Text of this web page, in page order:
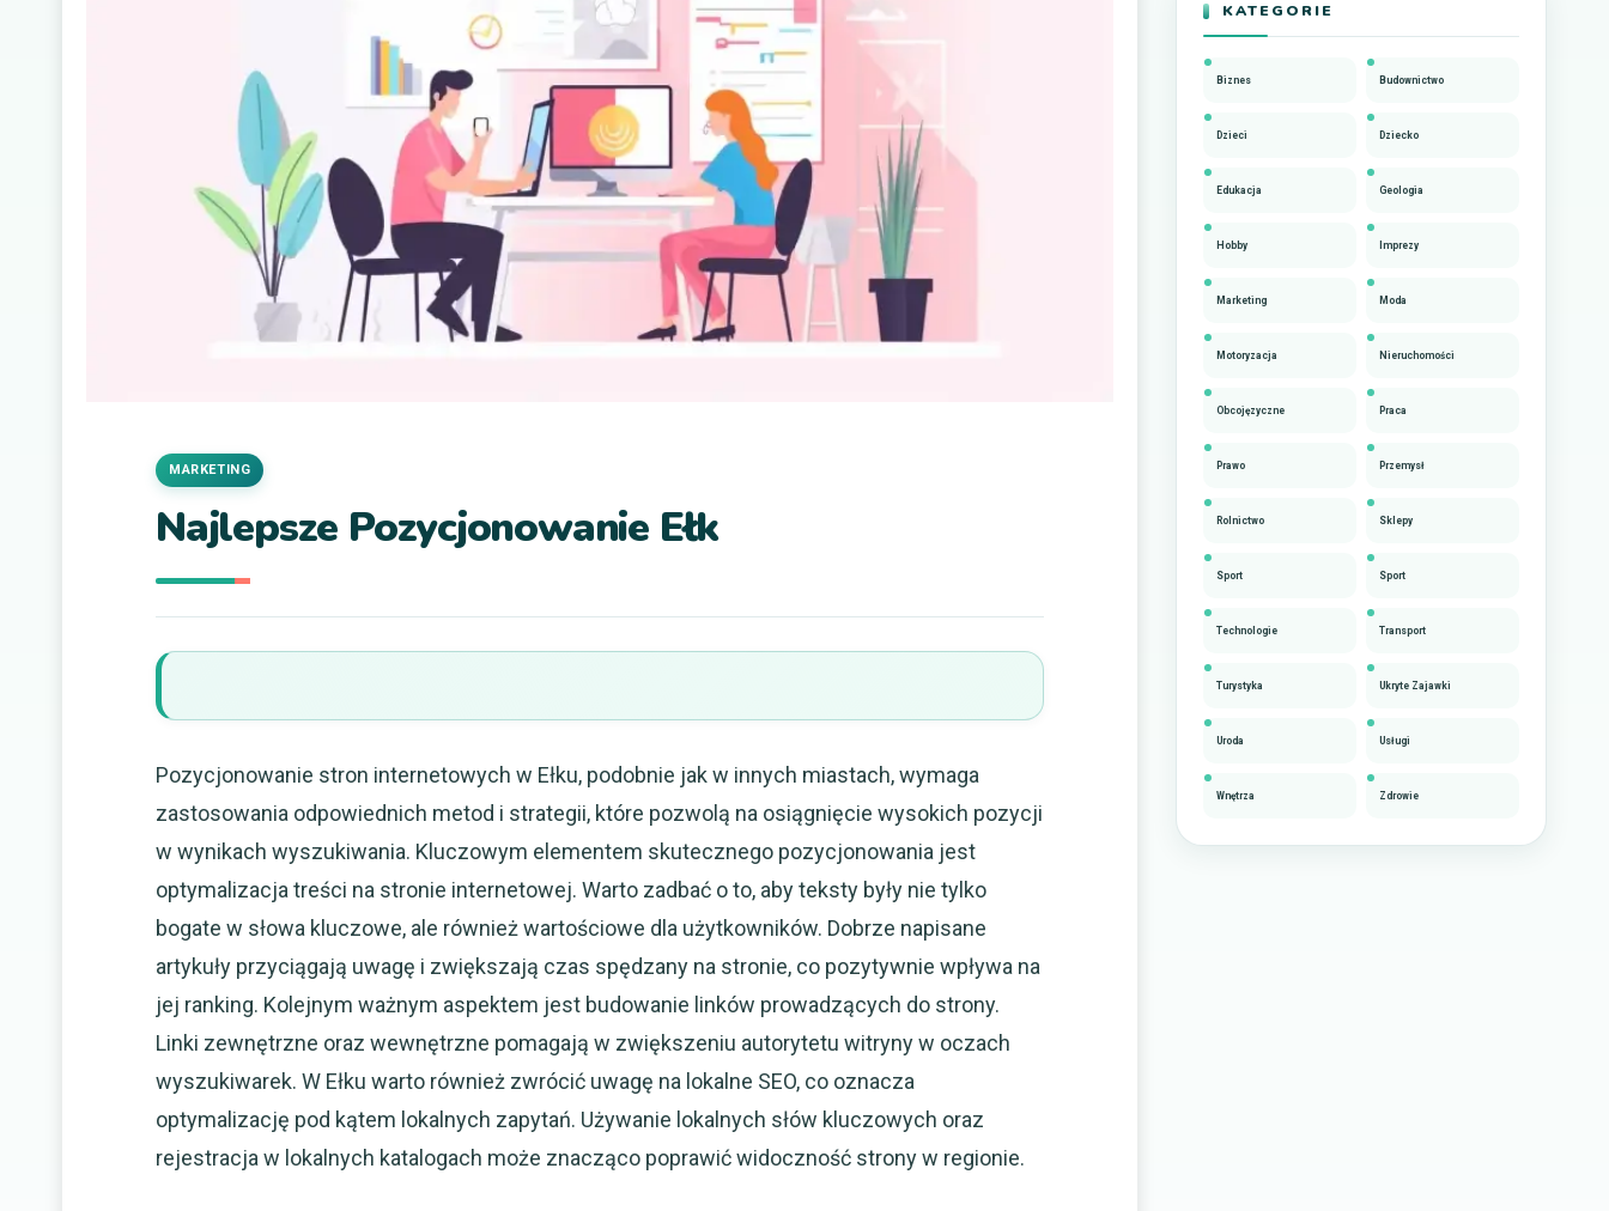
Najlepsze Pozycjonowanie Ełk
MARKETING
Pozycjonowanie stron internetowych w Ełku, podobnie jak w innych miastach, wymaga
zastosowania odpowiednich metod i strategii, które pozwolą na osiągnięcie wysokich pozycji
w wynikach wyszukiwania. Kluczowym elementem skutecznego pozycjonowania jest
optymalizacja treści na stronie internetowej. Warto zadbać o to, aby teksty były nie tylko
bogate w słowa kluczowe, ale również wartościowe dla użytkowników. Dobrze napisane
artykuły przyciągają uwagę i zwiększają czas spędzany na stronie, co pozytywnie wpływa na
jej ranking. Kolejnym ważnym aspektem jest budowanie linków prowadzących do strony.
Linki zewnętrzne oraz wewnętrzne pomagają w zwiększeniu autorytetu witryny w oczach
wyszukiwarek. W Ełku warto również zwrócić uwagę na lokalne SEO, co oznacza
optymalizację pod kątem lokalnych zapytań. Używanie lokalnych słów kluczowych oraz
rejestracja w lokalnych katalogach może znacząco poprawić widoczność strony w regionie.
KATEGORIE
Biznes Budownictwo
Dzieci Dziecko
Edukacja Geologia
Hobby Imprezy
Marketing Moda
Motoryzacja Nieruchomości
Obcojęzyczne Praca
Prawo Przemysł
Rolnictwo Sklepy
Sport Sport
Technologie Transport
Turystyka Ukryte Zajawki
Uroda Usługi
Wnętrza Zdrowie